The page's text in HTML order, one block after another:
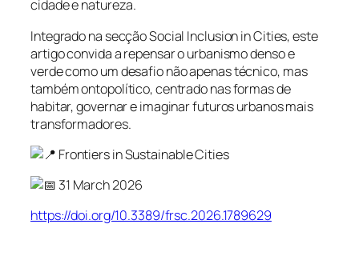
cidade e natureza.
Integrado na secção Social Inclusion in Cities, este
artigo convida a repensar o urbanismo denso e
verde como um desafio não apenas técnico, mas
também ontopolítico, centrado nas formas de
habitar, governar e imaginar futuros urbanos mais
transformadores.
Frontiers in Sustainable Cities
31 March 2026
https://doi.org/10.3389/frsc.2026.1789629